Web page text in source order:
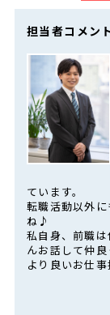
担当者コメン
ています。
転職活動以外
ね♪
私自身、前職
んお話して仲良
より良いお仕